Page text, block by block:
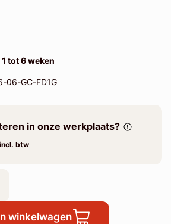
1 tot 6 weken
06-GC-FD1G
in onze werkplaats?
incl. btw
winkelwagen